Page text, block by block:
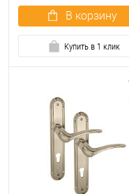
В корзину
Купить в 1 клик